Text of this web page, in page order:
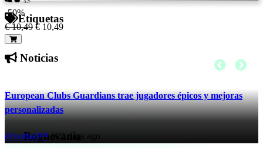
-50%
€ 10,49 € 10,49
Etiquetas
Noticias
European Clubs Guardians trae jugadores épicos y mejoras
personalizadas
eFootball™ 522 days ago
Roguevania